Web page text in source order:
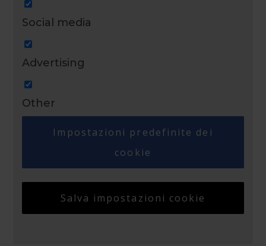
Social media
Advertising
Other
Impostazioni predefinite dei
cookie
Salva impostazioni cookie